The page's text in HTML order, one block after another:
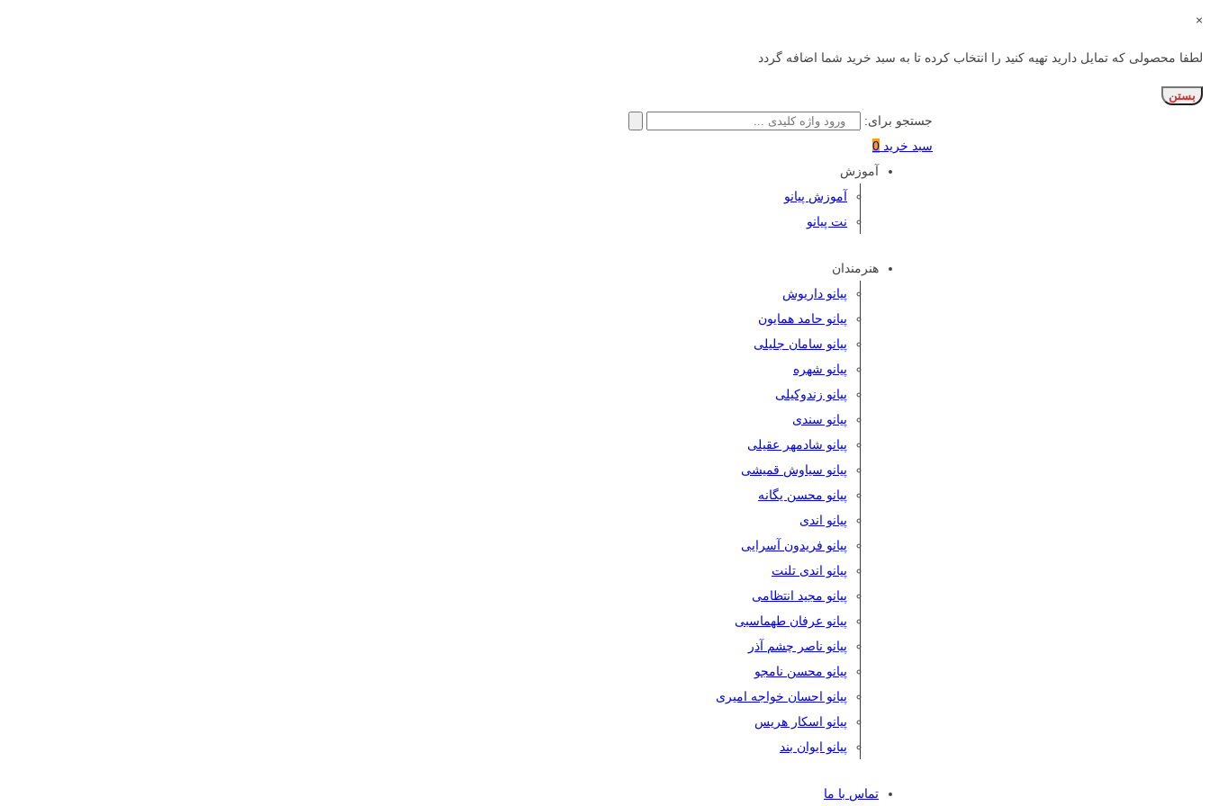
×
لطفا محصولی که تمایل دارید تهیه کنید را انتخاب کرده تا به سبد خرید شما اضافه گردد
بستن
جستجو برای:
سبد خرید 0
آموزش
آموزش پیانو
نت پیانو
هنرمندان
پیانو داریوش
پیانو حامد همایون
پیانو سامان جلیلی
پیانو شهره
پیانو زندوکیلی
پیانو سندی
پیانو شادمهر عقیلی
پیانو سیاوش قمیشی
پیانو محسن یگانه
پیانو اندی
پیانو فریدون آسرایی
پیانو اندی تلنت
پیانو مجید انتظامی
پیانو عرفان طهماسبی
پیانو ناصر چشم آذر
پیانو محسن نامجو
پیانو احسان خواجه امیری
پیانو اسکار هریس
پیانو ایوان بند
تماس با ما